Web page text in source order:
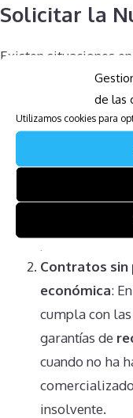
de las
Utilizamos cookies para
Solicitar la
Existen situaciones
teórica de solicitar la
Cuando el
recuperable:
vacaional
puede no ser
Contratos
económica:
cumpla con
garantías de
cuando no ha
insolvente.